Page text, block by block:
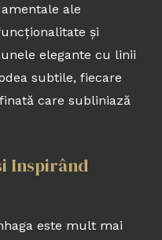
ale
și
elegante cu linii
subtile, fiecare
care subliniază
Inspirând
este mult mai